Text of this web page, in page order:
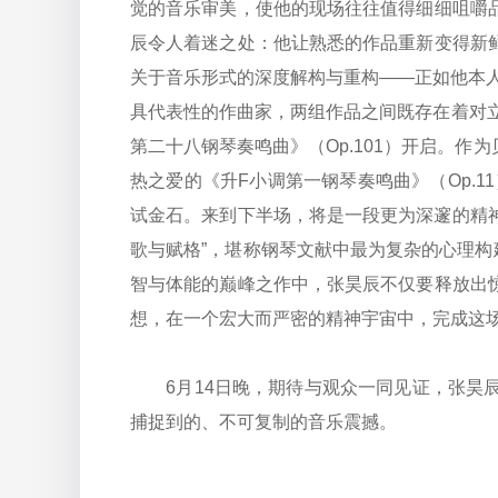
觉的音乐审美，使他的现场往往值得细细咀
辰令人着迷之处：他让熟悉的作品重新变得
关于音乐形式的深度解构与重构——正如他本
具代表性的作曲家，两组作品之间既存在着对
第二十八钢琴奏鸣曲》（Op.101）开启。作
热之爱的《升F小调第一钢琴奏鸣曲》（
试金石。来到下半场，将是一段更为深邃的
歌与赋格”，堪称钢琴文献中最为复杂的心理
智与体能的巅峰之作中，张昊辰不仅要释放
想，在一个宏大而严密的精神宇宙中，完成这
6月14日晚，期待与观众一同见证，张昊辰
捕捉到的、不可复制的音乐震撼。